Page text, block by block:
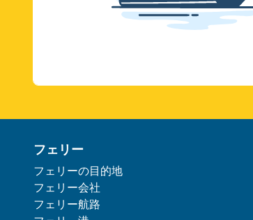
フェリー
フェリーの目的地
フェリー会社
フェリー航路